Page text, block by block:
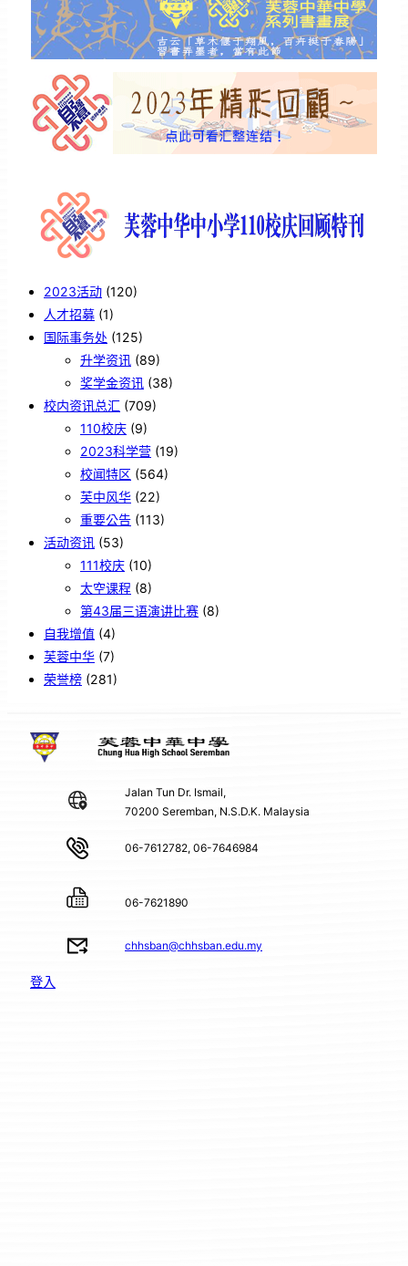
2023活动 (120)
人才招募 (1)
国际事务处 (125)
升学资讯 (89)
奖学金资讯 (38)
校内资讯总汇 (709)
110校庆 (9)
2023科学营 (19)
校闻特区 (564)
芙中风华 (22)
重要公告 (113)
活动资讯 (53)
111校庆 (10)
太空课程 (8)
第43届三语演讲比赛 (8)
自我增值 (4)
芙蓉中华 (7)
荣誉榜 (281)
Jalan Tun Dr. Ismail,
70200 Seremban, N.S.D.K. Malaysia
06-7612782, 06-7646984
06-7621890
chhsban@chhsban.edu.my
登入